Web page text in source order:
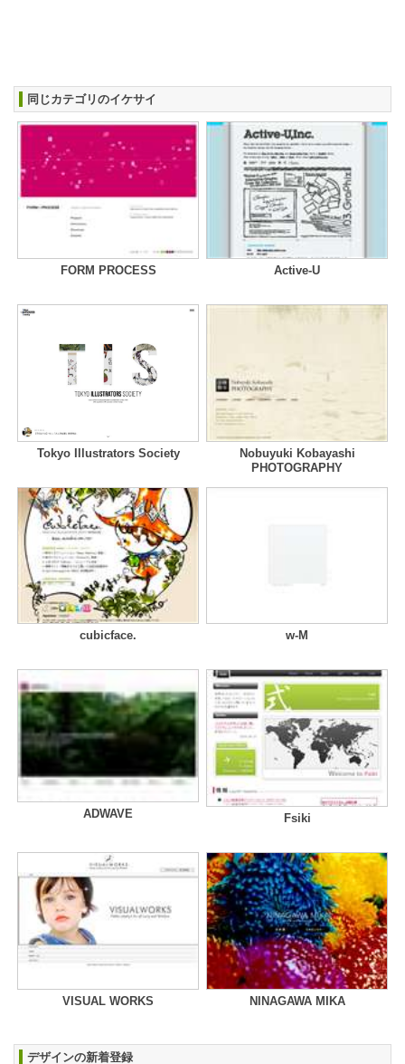
同じカテゴリのイケサイ
FORM PROCESS Active-U
Tokyo Illustrators Society
Nobuyuki Kobayashi
PHOTOGRAPHY
cubicface. w-M
ADWAVE Fsiki
VISUAL WORKS NINAGAWA MIKA
デザインの新着登録